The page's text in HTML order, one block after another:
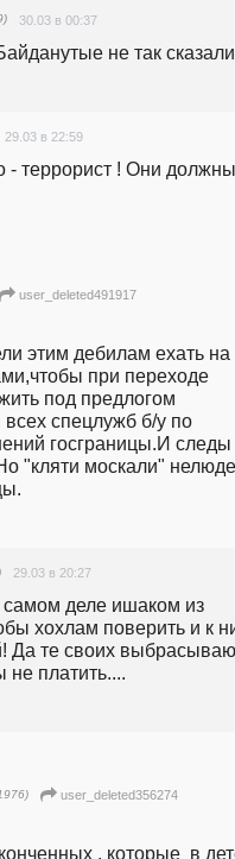
30.03 в 00:37
не так
29.03 в 22:59
- террорист ! Они должны
user_deleted491917
этим дебилам ехать на
при переходе
под предлогом
спецлужб б/у по
госграницы.И следы
"кляти москали"
29.03 в 20:27
самом деле ишаком из
хохлам поверить и к
Да те своих
не платить....
user_deleted356274
, которые  в